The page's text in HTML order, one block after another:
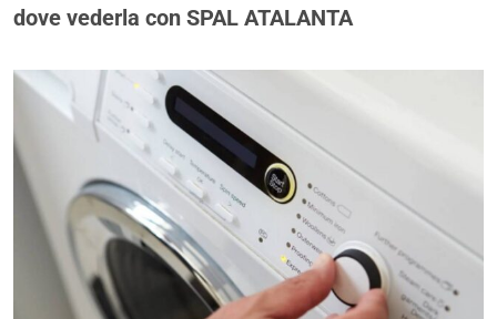
dove vederla con SPAL ATALANTA